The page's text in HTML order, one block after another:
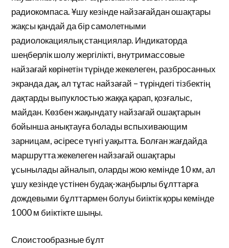
радиокомпаса. Ұшу кезінде найзағайдан ошақтары
жақсы қандай да бір самолетными
радиолокациялық станциялар. Индикаторда
шеңберлік шолу жергілікті, внутримассовые
найзағай көрінетін түрінде жекелеген, разбросанных
экранда дақ, ал тұтас найзағай – түріндегі тізбектің
дақтарды выпуклостью жаққа қарап, қозғалыс,
майдан. Көзбен жақындату найзағай ошақтарын
бойынша анықтауға болады вспыхивающим
зарницам, әсіресе түнгі уақытта. Болған жағдайда
маршрутта жекелеген найзағай ошақтары
ұсынылады айналып, оларды жою кемінде 10 км, ал
ұшу кезінде үстінен будақ-жаңбырлы бұлттарға
дождевыми бұлттармен болуы биіктік қоры кемінде
1000 м биіктікте шыңы.
Слоистообразные бұлт